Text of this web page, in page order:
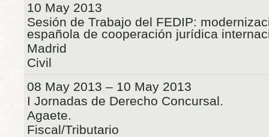
10 May 2013
Sesión de Trabajo del FEDIP:
española de cooperación jurídica
Madrid
Civil
08 May 2013 – 10 May 2013
I Jornadas de Derecho Concursal.
Agaete.
Fiscal/Tributario